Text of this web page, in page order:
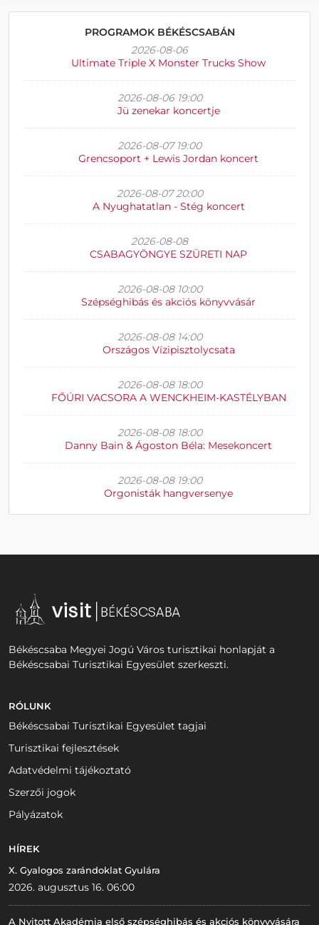
PROGRAMOK BÉKÉSCSABÁN
2026-08-06
Ultimate Triple X Monster Trucks Show
2026-08-06 19:00
Jü zenekar koncertje
2026-08-07 19:00
Grencsoport + Lewis Jordan koncert
2026-08-07 20:00
A Nyughatatlan - Stég koncert
2026-08-08
CSABAGYÖNGYE SZÜRETI NAP
2026-08-08 10:00
Szépséghibás és akciós könyvvásár
2026-08-08 14:00
Országos Vízipisztolycsata
2026-08-08 18:00
FŐÚRI VACSORA A WENCKHEIM-KASTÉLYBAN
2026-08-08 18:00
Danny Bain & Ágoston Béla: Mesekoncert
2026-08-08 19:00
Orgonisták hangversenye
Békéscsaba Megyei Jogú Város turisztikai honlapját a
Békéscsabai Turisztikai Egyesület szerkeszti.
RÓLUNK
Békéscsabai Turisztikai Egyesület tagjai
Turisztikai fejlesztések
Adatvédelmi tájékoztató
Szerzői jogok
Pályázatok
HÍREK
X. Gyalogos zarándoklat Gyulára
2026. augusztus 16. 06:00
A Nyitott Akadémia első szépséghibás és akciós könyvvására